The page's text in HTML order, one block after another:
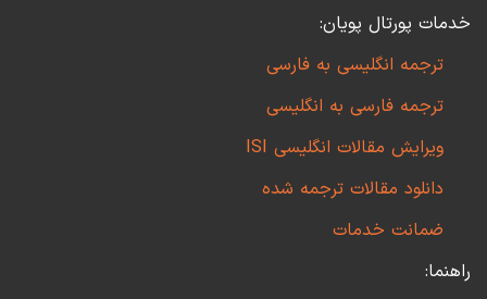
خدمات پورتال پویان:
ترجمه انگلیسی به فارسی
ترجمه فارسی به انگلیسی
ویرایش مقالات انگلیسی ISI
دانلود مقالات ترجمه شده
ضمانت خدمات
راهنما: